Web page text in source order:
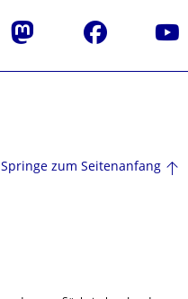
Mastodon Facebook
Springe zum Seitenanfang